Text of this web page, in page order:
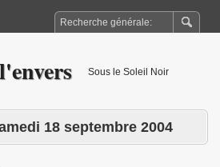
Sous le Soleil Noir
18 septembre 2004